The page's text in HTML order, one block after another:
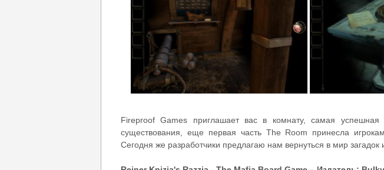
Fireproof Games приглашает вас в комнату, самая успешная
существования, еще первая часть The Room принесла
Сегодня же разработчики предлагаю нам вернуться в мир загадок